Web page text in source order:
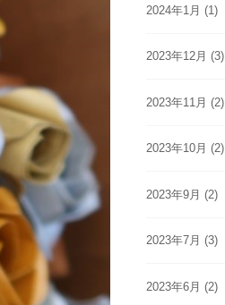
2024年1月 (1)
2023年12月 (3)
2023年11月 (2)
2023年10月 (2)
2023年9月 (2)
2023年7月 (3)
2023年6月 (2)